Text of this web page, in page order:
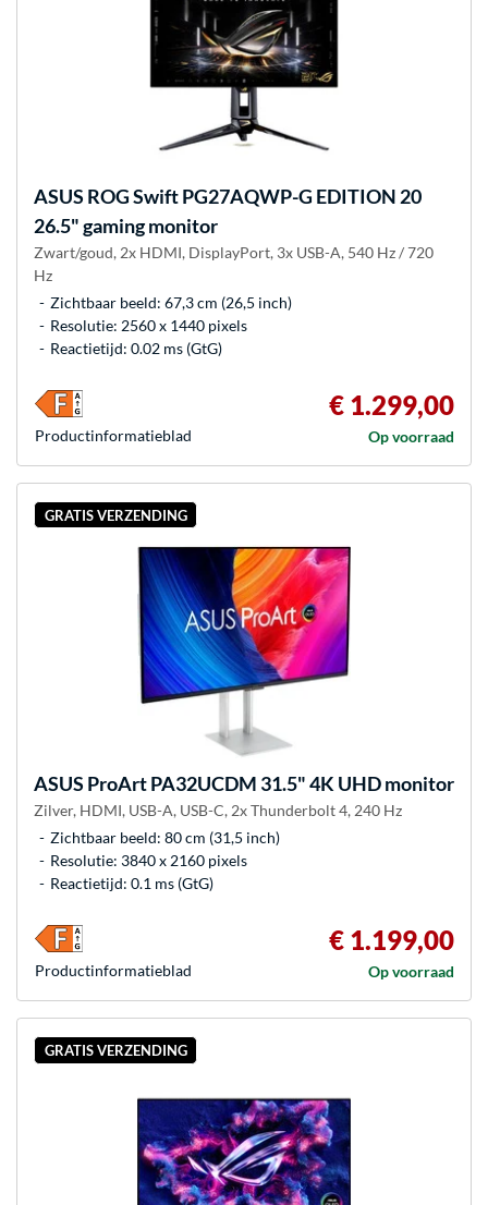
ASUS ROG Swift PG27AQWP-G EDITION 20
26.5" gaming monitor
Zwart/goud, 2x HDMI, DisplayPort, 3x USB-A, 540 Hz / 720
Hz
Zichtbaar beeld: 67,3 cm (26,5 inch)
Resolutie: 2560 x 1440 pixels
Reactietijd: 0.02 ms (GtG)
€ 1.299,00
Op voorraad
Product­informatieblad
GRATIS VERZENDING
ASUS ProArt PA32UCDM 31.5" 4K UHD monitor
Zilver, HDMI, USB-A, USB-C, 2x Thunderbolt 4, 240 Hz
Zichtbaar beeld: 80 cm (31,5 inch)
Resolutie: 3840 x 2160 pixels
Reactietijd: 0.1 ms (GtG)
€ 1.199,00
Op voorraad
Product­informatieblad
GRATIS VERZENDING